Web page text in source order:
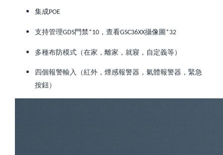
集成POE
支持管理GDS門禁*10 ，查看GSC36XX攝像圖 *32
多種布防模式（在家，離家，就寢，自定義等）
四個報警輸入（紅外，煙感報警器，氣體報警器，緊急
按鈕）